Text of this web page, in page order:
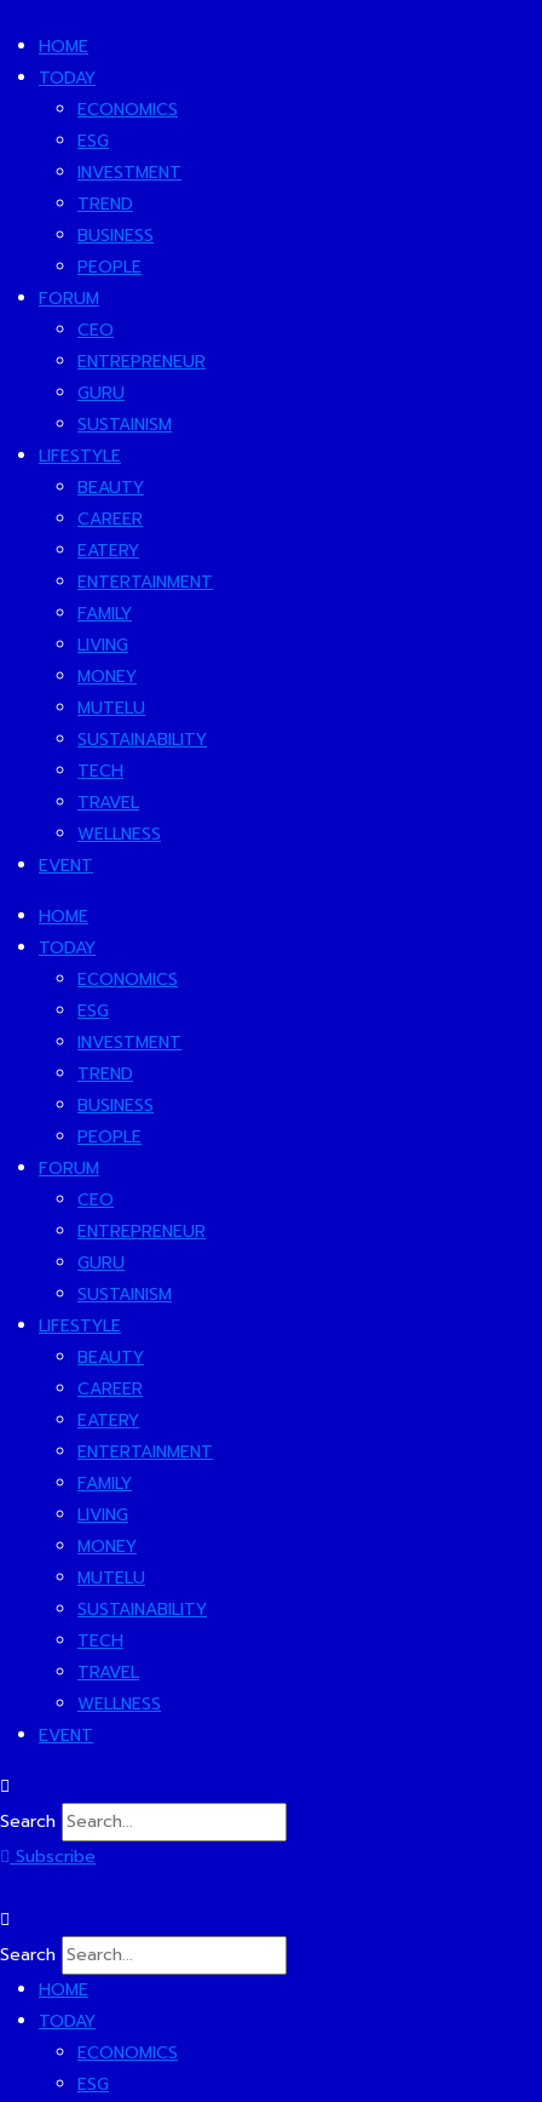
HOME
TODAY
ECONOMICS
ESG
INVESTMENT
TREND
BUSINESS
PEOPLE
FORUM
CEO
ENTREPRENEUR
GURU
SUSTAINISM
LIFESTYLE
BEAUTY
CAREER
EATERY
ENTERTAINMENT
FAMILY
LIVING
MONEY
MUTELU
SUSTAINABILITY
TECH
TRAVEL
WELLNESS
EVENT
HOME
TODAY
ECONOMICS
ESG
INVESTMENT
TREND
BUSINESS
PEOPLE
FORUM
CEO
ENTREPRENEUR
GURU
SUSTAINISM
LIFESTYLE
BEAUTY
CAREER
EATERY
ENTERTAINMENT
FAMILY
LIVING
MONEY
MUTELU
SUSTAINABILITY
TECH
TRAVEL
WELLNESS
EVENT
Search
Subscribe
Search
HOME
TODAY
ECONOMICS
ESG